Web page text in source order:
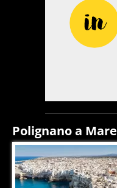
Polignano a Mare